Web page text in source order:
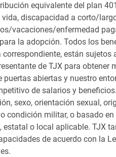
equivalente del plan
discapacidad a corto/
vacaciones/enfermedad
la adopción. Todos los
están
de TJX para obtener
puertas abiertas y nuestro
de salarios y
sexo, orientación sexual,
condición militar, o basado
estatal o local aplicable. TJX
de acuerdo con la